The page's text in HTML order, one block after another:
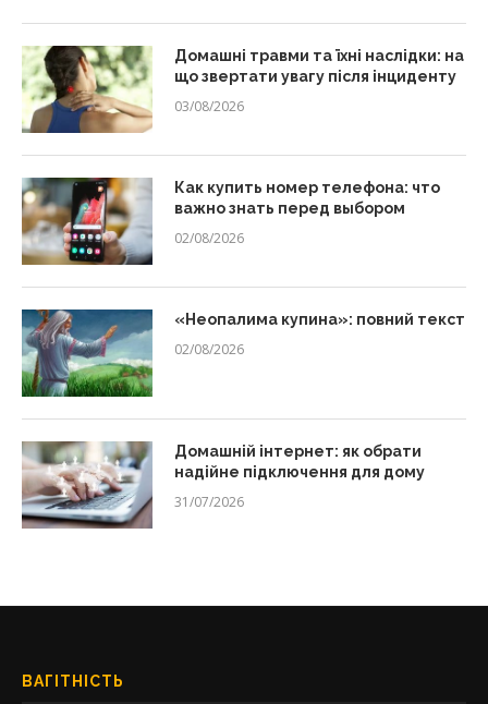
Домашні травми та їхні наслідки: на
що звертати увагу після інциденту
03/08/2026
Как купить номер телефона: что
важно знать перед выбором
02/08/2026
«Неопалима купина»: повний текст
02/08/2026
Домашній інтернет: як обрати
надійне підключення для дому
31/07/2026
ВАГІТНІСТЬ